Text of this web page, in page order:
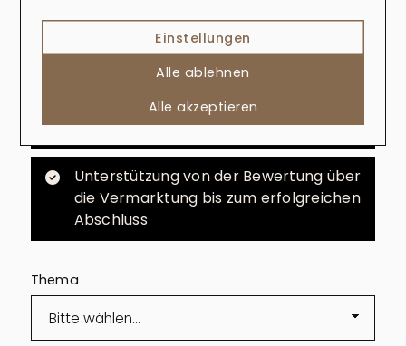
Verkauf mit Fokus auf Transparenz,
Vertrauen und maximale Rendite
Maximierung des Potenzials und
Verkaufspreises Ihrer Immobilie
Unterstützung von der Bewertung über
die Vermarktung bis zum erfolgreichen
Abschluss
Thema
Einstellungen
Alle ablehnen
Alle akzeptieren